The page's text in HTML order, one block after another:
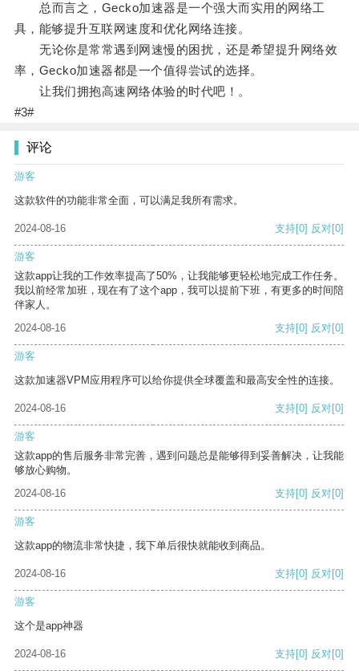
总而言之，Gecko加速器是一个强大而实用的网络工
具，能够提升互联网速度和优化网络连接。
无论你是常常遇到网速慢的困扰，还是希望提升网络效
率，Gecko加速器都是一个值得尝试的选择。
让我们拥抱高速网络体验的时代吧！。
#3#
评论
游客
这款软件的功能非常全面，可以满足我所有需求。
2024-08-16 支持[0] 反对[0]
游客
这款app让我的工作效率提高了50%，让我能够更轻松地完成工作任务。
我以前经常加班，现在有了这个app，我可以提前下班，有更多的时间陪
伴家人。
2024-08-16
支持[0] 反对[0]
游客
这款加速器VPM应用程序可以给你提供全球覆盖和最高安全性的连接。
2024-08-16 支持[0] 反对[0]
游客
这款app的售后服务非常完善，遇到问题总是能够得到妥善解决，让我能
够放心购物。
2024-08-16
支持[0] 反对[0]
游客
这款app的物流非常快捷，我下单后很快就能收到商品。
2024-08-16 支持[0] 反对[0]
游客
这个是app神器
2024-08-16 支持[0] 反对[0]